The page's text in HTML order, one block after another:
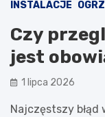
INSTALACJE
Czy
jest
1 lipca 2026
Najczęstszy błąd